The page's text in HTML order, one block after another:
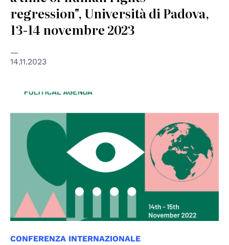
regression", Università di Padova,
13-14 novembre 2023
14.11.2023
CONFERENZA INTERNAZIONALE